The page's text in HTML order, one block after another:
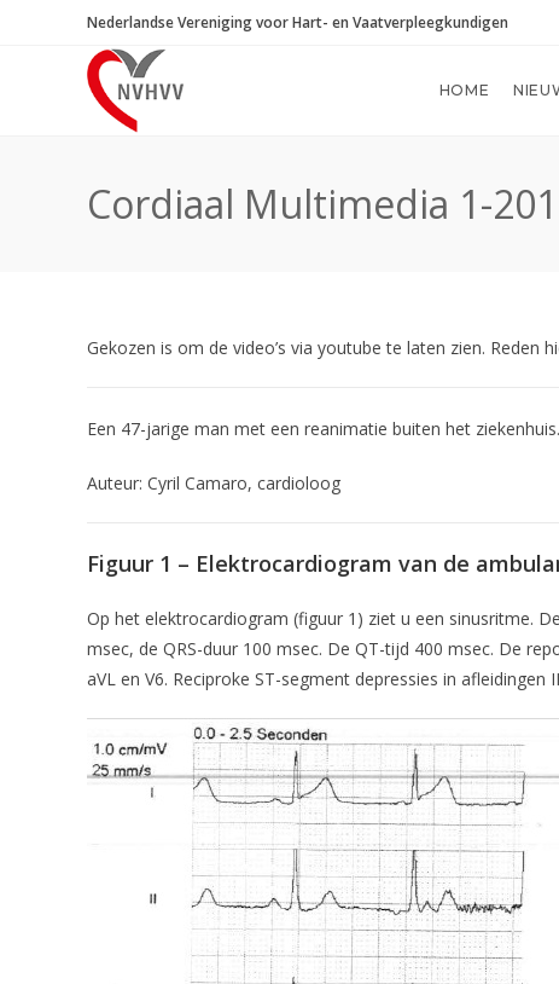
Nederlandse Vereniging voor Hart- en Vaatverpleegkundigen
HOME
Cordiaal Multimedia 1-
Gekozen is om de video’s via youtube te laten zien.
Een 47-jarige man met een reanimatie buiten het
Auteur: Cyril Camaro, cardioloog
Figuur 1 – Elektrocardiogram van de
Op het elektrocardiogram (figuur 1) ziet u een sinusritme.
msec, de QRS-duur 100 msec. De QT-tijd 400 msec. De
aVL en V6. Reciproke ST-segment depressies in